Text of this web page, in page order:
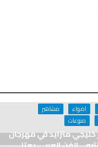
اضواء
مشاهير
منوعات
متزايد في مهرجان